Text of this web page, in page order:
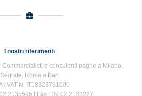
I nostri riferimenti
e consulenti paghe a Milano,
Segrate, Roma e Bari
/ VAT N. IT18323791006